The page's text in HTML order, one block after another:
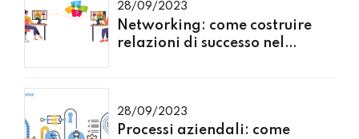
28/09/2023
Networking: come costruire
relazioni di successo nel
28/09/2023
Processi aziendali: come